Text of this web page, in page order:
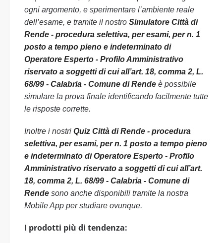
ogni argomento, e sperimentare l’ambiente reale
dell’esame, e tramite il nostro Simulatore Città di
Rende - procedura selettiva, per esami, per n. 1
posto a tempo pieno e indeterminato di
Operatore Esperto - Profilo Amministrativo
riservato a soggetti di cui all’art. 18, comma 2, L.
68/99 - Calabria - Comune di Rende è possibile
simulare la prova finale identificando facilmente tutte
le risposte corrette.
Inoltre i nostri Quiz Città di Rende - procedura
selettiva, per esami, per n. 1 posto a tempo pieno
e indeterminato di Operatore Esperto - Profilo
Amministrativo riservato a soggetti di cui all’art.
18, comma 2, L. 68/99 - Calabria - Comune di
Rende sono anche disponibili tramite la nostra
Mobile App per studiare ovunque.
I prodotti più di tendenza: